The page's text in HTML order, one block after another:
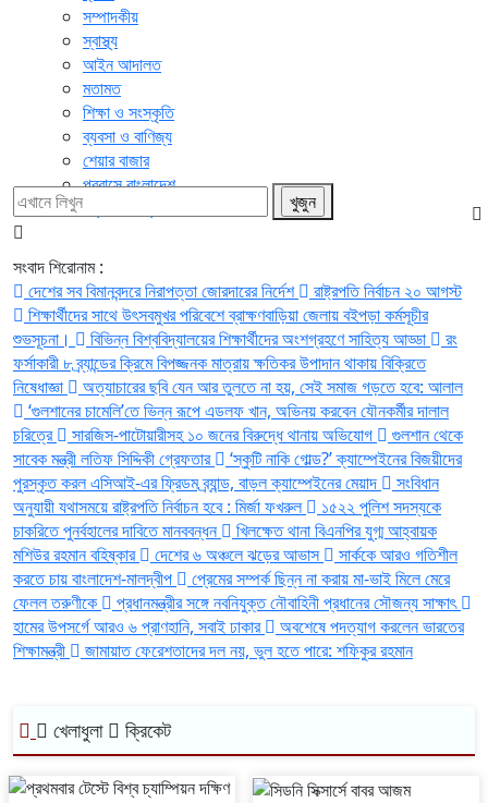
সম্পাদকীয়
স্বাস্থ্য
আইন আদালত
মতামত
শিক্ষা ও সংস্কৃতি
ব্যবসা ও বাণিজ্য
শেয়ার বাজার
প্রবাসে বাংলাদেশ
সংবাদ শিরোনাম :
দেশের সব বিমানবন্দরে নিরাপত্তা জোরদারের নির্দেশ
রাষ্ট্রপতি নির্বাচন ২০ আগস্ট
শিক্ষার্থীদের সাথে উৎসবমুখর পরিবেশে ব্রাক্ষণবাড়িয়া জেলায় বইপড়া কর্মসূচীর
শুভসূচনা।
বিভিন্ন বিশ্ববিদ্যালয়ের শিক্ষার্থীদের অংশগ্রহণে সাহিত্য আড্ডা
রং
ফর্সাকারী ৮ ব্র্যান্ডের ক্রিমে বিপজ্জনক মাত্রায় ক্ষতিকর উপাদান থাকায় বিক্রিতে
নিষেধাজ্ঞা
অত্যাচারের ছবি যেন আর তুলতে না হয়, সেই সমাজ গড়তে হবে: আলাল
‘গুলশানের চামেলি’তে ভিন্ন রূপে এডলফ খান, অভিনয় করবেন যৌনকর্মীর দালাল
চরিত্রে
সারজিস-পাটোয়ারীসহ ১০ জনের বিরুদ্ধে থানায় অভিযোগ
গুলশান থেকে
সাবেক মন্ত্রী লতিফ সিদ্দিকী গ্রেফতার
‘স্কুটি নাকি গোল্ড?’ ক্যাম্পেইনের বিজয়ীদের
পুরস্কৃত করল এসিআই-এর ফ্রিডম ব্র্যান্ড, বাড়ল ক্যাম্পেইনের মেয়াদ
সংবিধান
অনুযায়ী যথাসময়ে রাষ্ট্রপতি নির্বাচন হবে : মির্জা ফখরুল
১৫২২ পুলিশ সদস্যকে
চাকরিতে পুনর্বহালের দাবিতে মানববন্ধন
খিলক্ষেত থানা বিএনপির যুগ্ম আহ্বায়ক
মশিউর রহমান বহিষ্কার
দেশের ৬ অঞ্চলে ঝড়ের আভাস
সার্ককে আরও গতিশীল
করতে চায় বাংলাদেশ-মালদ্বীপ
প্রেমের সম্পর্ক ছিন্ন না করায় মা-ভাই মিলে মেরে
ফেলল তরুণীকে
প্রধানমন্ত্রীর সঙ্গে নবনিযুক্ত নৌবাহিনী প্রধানের সৌজন্য সাক্ষাৎ
হামের উপসর্গে আরও ৬ প্রাণহানি, সবাই ঢাকার
অবশেষে পদত্যাগ করলেন ভারতের
শিক্ষামন্ত্রী
জামায়াত ফেরেশতাদের দল নয়, ভুল হতে পারে: শফিকুর রহমান
খেলাধুলা ক্রিকেট